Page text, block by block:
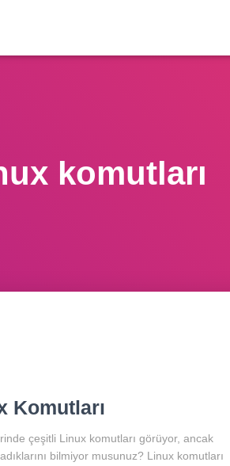
komutları
Komutları
çeşitli Linux komutları görüyor, ancak
bilmiyor musunuz? Linux komutları